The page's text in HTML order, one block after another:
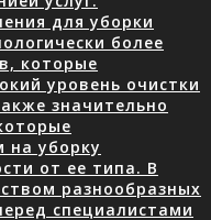
для уборки
более
которые
уровень очистки
значительно
на уборку
от ее типа. В
разнообразных
специалистами